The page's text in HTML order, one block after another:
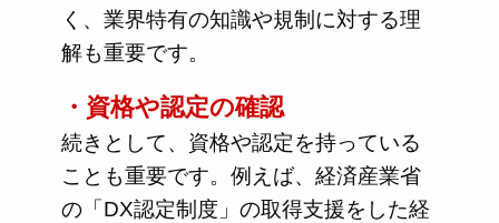
く、業界特有の知識や規制に対する理
解も重要です。
・資格や認定の確認
続きとして、資格や認定を持っている
ことも重要です。例えば、経済産業省
の「DX認定制度」の取得支援をした経